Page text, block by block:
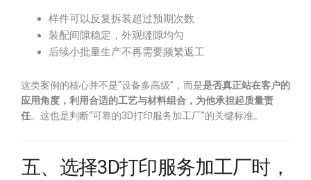
样件可以反复拆装超过预期次数
装配间隙稳定，外观缝隙均匀
后续小批量生产不再需要频繁返工
这类案例的核心并不是“设备多高级”，而是是否真正站在客户的
应用角度，利用合适的工艺与材料组合，为他承担起质量责
任。这也是判断“可靠的3D打印服务加工厂”的关键标准。
五、选择3D打印服务加工厂时，